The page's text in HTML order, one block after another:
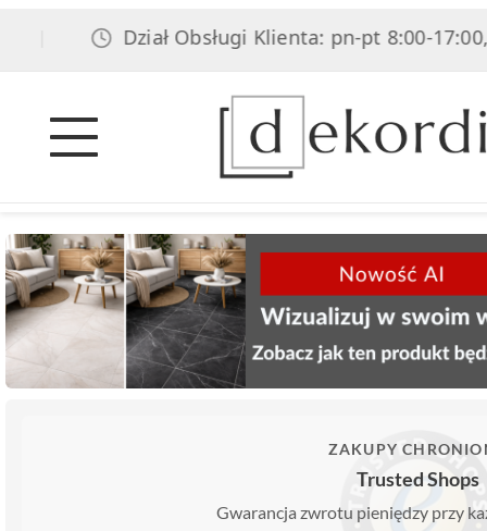
Dział Obsługi Klienta: pn-pt 8:00-17:00,
ZAKUPY
Trusted Shops
Gwarancja zwrotu pieniędzy przy